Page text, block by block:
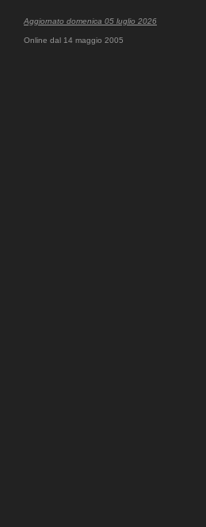
Aggiornato domenica 05 luglio 2026
Online dal 14 maggio 2005